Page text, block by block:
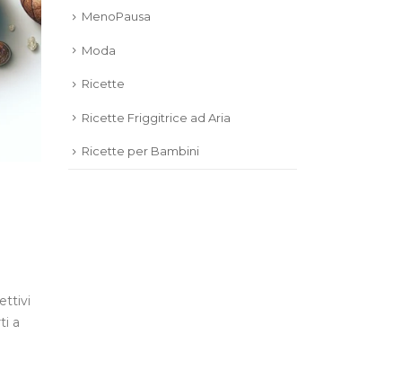
a
MenoPausa
Moda
Ricette
Ricette Friggitrice ad Aria
Ricette per Bambini